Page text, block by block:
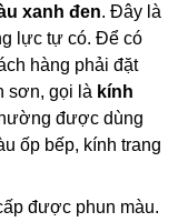
xanh đen. Đây là
lực tự có. Để có
hàng phải đặt
sơn, gọi là kính
được dùng
ốp bếp, kính trang
được phun màu.